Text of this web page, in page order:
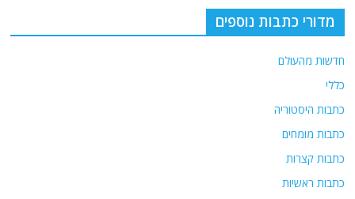
p
o מדורי כתבות נוספים
חדשות מהעולם
כללי
כתבות היסטוריה
כתבות מומחים
כתבות קצרות
כתבות ראשיות